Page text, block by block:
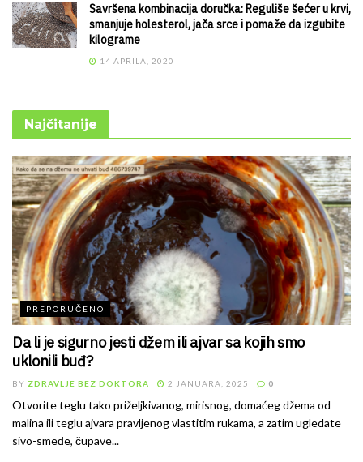
Savršena kombinacija doručka: Reguliše šećer u krvi,
smanjuje holesterol, jača srce i pomaže da izgubite
kilograme
14 APRILA, 2020
Najčitanije
PREPORUČENO
Da li je sigurno jesti džem ili ajvar sa kojih smo
uklonili buđ?
BY ZDRAVLJE BEZ DOKTORA 2 JANUARA, 2025 0
Otvorite teglu tako priželjkivanog, mirisnog, domaćeg džema od
malina ili teglu ajvara pravljenog vlastitim rukama, a zatim ugledate
sivo-smeđe, čupave...